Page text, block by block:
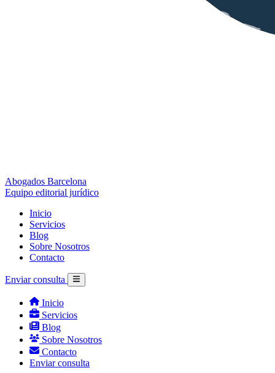
Abogados Barcelona
Equipo editorial jurídico
Inicio
Servicios
Blog
Sobre Nosotros
Contacto
Enviar consulta
Inicio
Servicios
Blog
Sobre Nosotros
Contacto
Enviar consulta